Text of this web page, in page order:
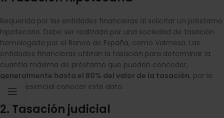
Requerida por las entidades financieras al solicitar un préstamo
hipotecario. Debe ser realizada por una sociedad de tasación
homologada por el Banco de España, como Valmesa. Las
entidades financieras utilizan la tasación para determinar la
cuantía máxima de préstamo que pueden conceder,
generalmente hasta el 80% del valor de la tasación, por lo
que es esencial conocer este dato.
2. Tasación judicial